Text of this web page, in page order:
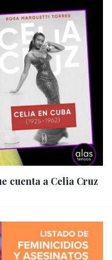
cuenta a Celia Cruz